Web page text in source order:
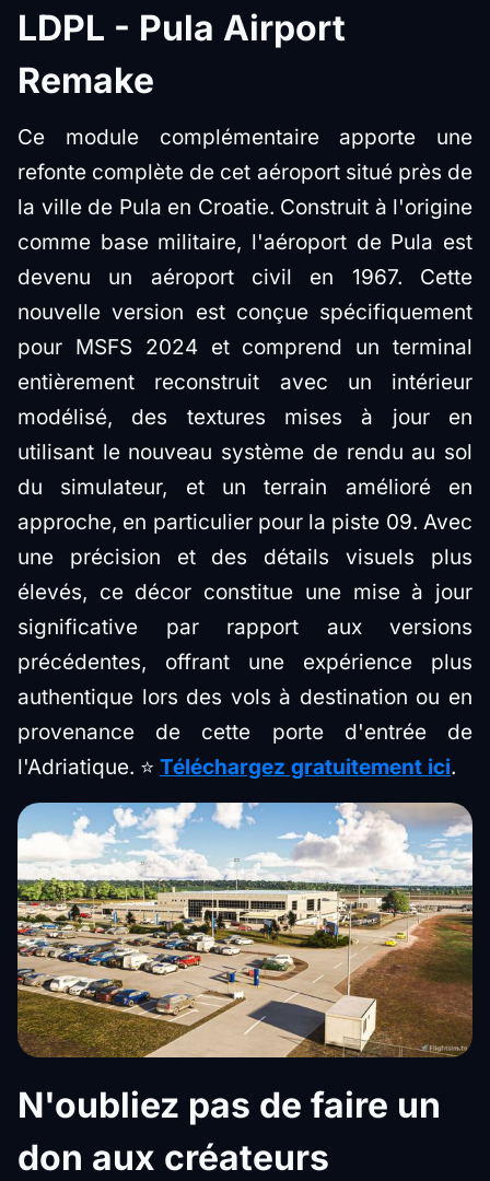
LDPL - Pula Airport
Remake
Ce module complémentaire apporte une
refonte complète de cet aéroport situé près de
la ville de Pula en Croatie. Construit à l'origine
comme base militaire, l'aéroport de Pula est
devenu un aéroport civil en 1967. Cette
nouvelle version est conçue spécifiquement
pour MSFS 2024 et comprend un terminal
entièrement reconstruit avec un intérieur
modélisé, des textures mises à jour en
utilisant le nouveau système de rendu au sol
du simulateur, et un terrain amélioré en
approche, en particulier pour la piste 09. Avec
une précision et des détails visuels plus
élevés, ce décor constitue une mise à jour
significative par rapport aux versions
précédentes, offrant une expérience plus
authentique lors des vols à destination ou en
provenance de cette porte d'entrée de
l'Adriatique. ⭐ Téléchargez gratuitement ici.
N'oubliez pas de faire un
don aux créateurs